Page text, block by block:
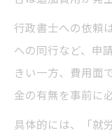
行政書士への依頼
への同行など、申
きい一方、費用面
金の有無を事前に
具体的には、「就